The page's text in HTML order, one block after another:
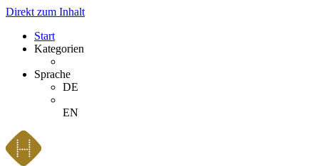
Direkt zum Inhalt
Start
Kategorien
Sprache
DE
EN